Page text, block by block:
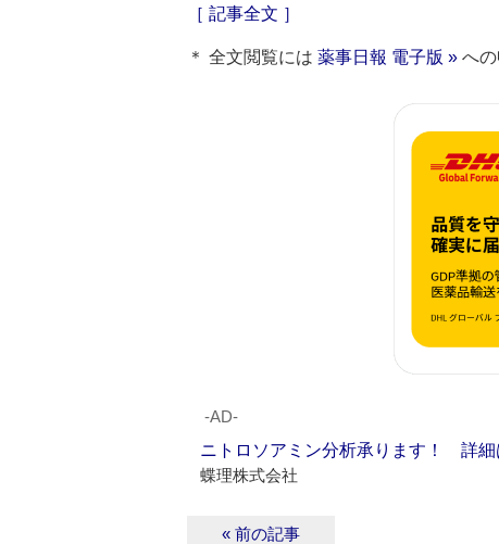
［ 記事全文 ］
＊ 全文閲覧には 薬事日報 電子版 » への
‐AD‐
ニトロソアミン分析承ります！ 詳細
蝶理株式会社
« 前の記事